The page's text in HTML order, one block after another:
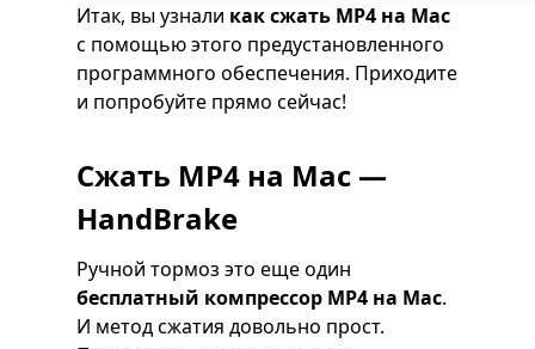
Итак, вы узнали как сжать MP4 на Mac
с помощью этого предустановленного
программного обеспечения. Приходите
и попробуйте прямо сейчас!
Сжать MP4 на Mac —
HandBrake
Ручной тормоз это еще один
бесплатный компрессор MP4 на Mac.
И метод сжатия довольно прост.